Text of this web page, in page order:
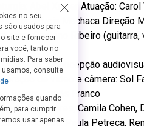
Abel Xavier Atuação:
Allycia Machaca Direção
cena: Caetano Ribeiro
Machaca Concepção
de vídeo e câmera: Sol
Retiro: Tomás Franco
Tavares, Camila
Moreira, Paula Petreca,
no seu
são usados para
site e fornecer
você, tanto no
Para saber
usamos, consulte
quando
para cumprir
usar apenas